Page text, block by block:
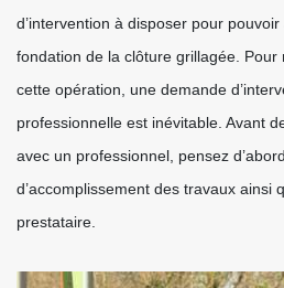
d’intervention à disposer pour
fondation de la clôture grillagée.
cette opération, une demande
professionnelle est inévitable. Avant
avec un professionnel, pensez
d’accomplissement des travaux ainsi
prestataire.